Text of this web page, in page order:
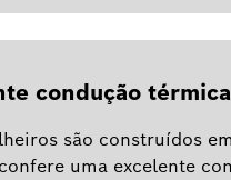
condução térmica
são construídos
uma excelente